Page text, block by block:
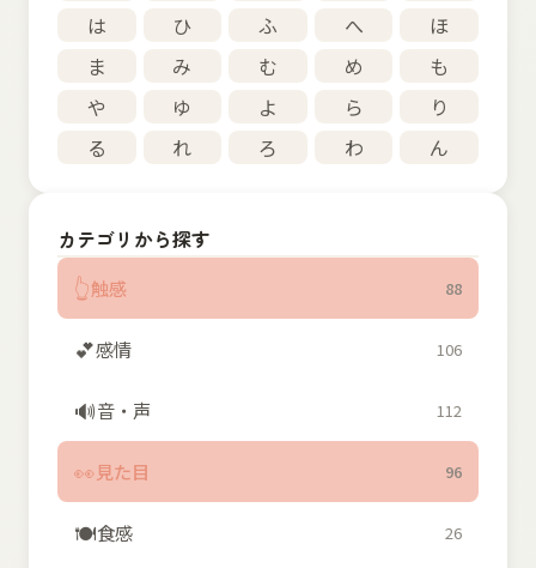
は
ひ ふ へ
ほ
ま
み む め
も
や
ゆ よ ら
り
る
れ ろ わ ん
カテゴリから探す
👆触感 88
💕感情 106
🔊音・声 112
👀見た目 96
🍽️食感 26